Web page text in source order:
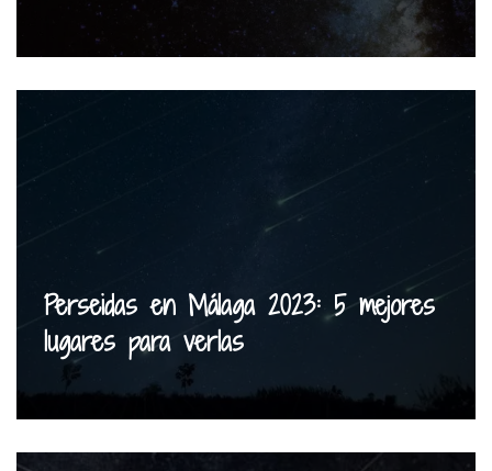
Perseidas en Málaga 2023: 5 mejores
lugares para verlas